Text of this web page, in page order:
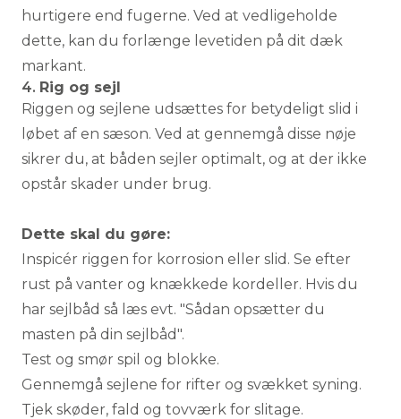
hurtigere end fugerne. Ved at vedligeholde
dette, kan du forlænge levetiden på dit dæk
markant.
4. Rig og sejl
Riggen og sejlene udsættes for betydeligt slid i
løbet af en sæson. Ved at gennemgå disse nøje
sikrer du, at båden sejler optimalt, og at der ikke
opstår skader under brug.
Dette skal du gøre:
Inspicér riggen for korrosion eller slid. Se efter
rust på vanter og knækkede kordeller. Hvis du
har sejlbåd så læs evt. "Sådan opsætter du
masten på din sejlbåd".
Test og smør spil og blokke.
Gennemgå sejlene for rifter og svækket syning.
Tjek skøder, fald og tovværk for slitage.